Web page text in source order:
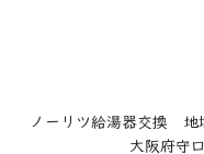
ノーリツ給湯器交換　
大阪府守